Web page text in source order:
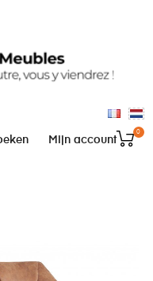
0
Mijn account